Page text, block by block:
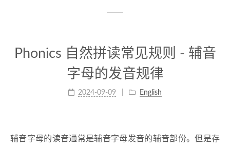
Phonics 自然拼读常见规则 - 辅音
字母的发音规律
2024-09-09 English
辅音字母的读音通常是辅音字母发音的辅音部份。但是存